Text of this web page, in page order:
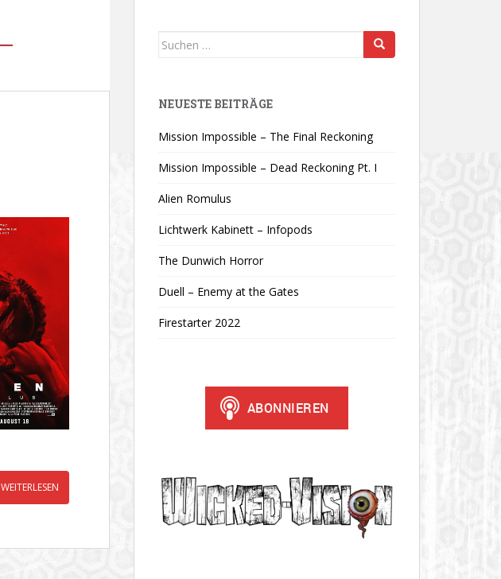
WEITERLESEN
Suchen
NEUESTE BEITRÄGE
Mission Impossible – The Final Reckoning
Mission Impossible – Dead Reckoning Pt. I
Alien Romulus
Lichtwerk Kabinett – Infopods
The Dunwich Horror
Duell – Enemy at the Gates
Firestarter 2022